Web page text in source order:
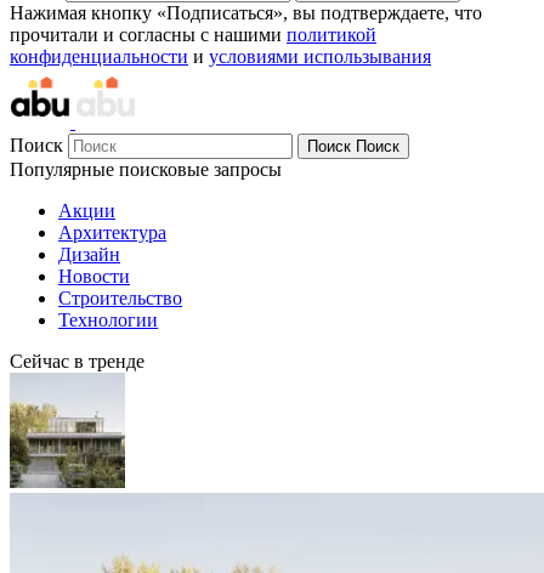
Нажимая кнопку «Подписаться», вы подтверждаете, что
прочитали и согласны с нашими политикой
конфиденциальности и условиями использывания
Поиск Поиск Поиск
Популярные поисковые запросы
Акции
Архитектура
Дизайн
Новости
Строительство
Технологии
Сейчас в тренде